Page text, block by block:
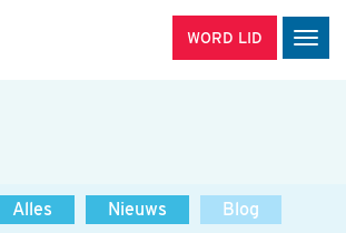
WORD LID
Alles Nieuws
Blog